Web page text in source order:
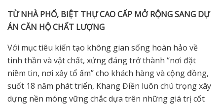
TỪ NHÀ PHỐ, BIỆT THỰ CAO CẤP MỞ RỘNG SANG DỰ
ÁN CĂN HỘ CHẤT LƯỢNG
Với mục tiêu kiến tạo không gian sống hoàn hảo về
tinh thần và vật chất, xứng đáng trở thành “nơi đặt
niềm tin, nơi xây tổ ấm” cho khách hàng và cộng đồng,
suốt 18 năm phát triển, Khang Điền luôn chú trọng xây
dựng nền móng vững chắc dựa trên những giá trị cốt